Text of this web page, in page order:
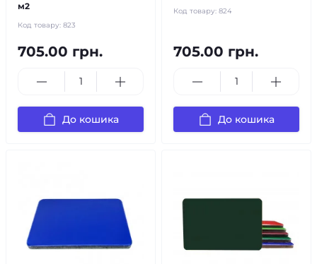
м2
Код товару: 823
705.00 грн.
До кошика
Код товару: 824
705.00 грн.
До кошика